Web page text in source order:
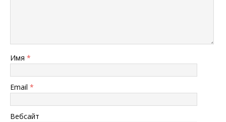
Имя *
Email *
Вебсайт